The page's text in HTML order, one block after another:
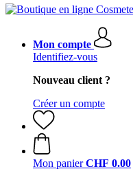
Mon compte
Identifiez-vous
Nouveau client ?
Créer un compte
Mon panier CHF 0.00